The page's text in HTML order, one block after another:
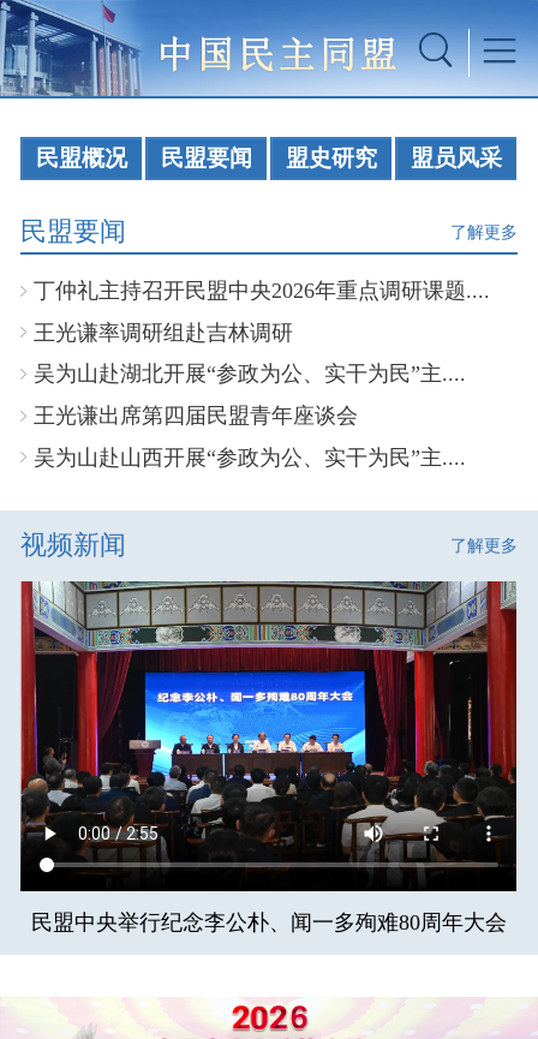
民盟概况 民盟要闻 盟史研究 盟员风采
民盟要闻 了解更多
丁仲礼主持召开民盟中央2026年重点调研课题....
王光谦率调研组赴吉林调研
吴为山赴湖北开展“参政为公、实干为民”主....
王光谦出席第四届民盟青年座谈会
吴为山赴山西开展“参政为公、实干为民”主....
视频新闻 了解更多
民盟中央举行纪念李公朴、闻一多殉难80周年大会